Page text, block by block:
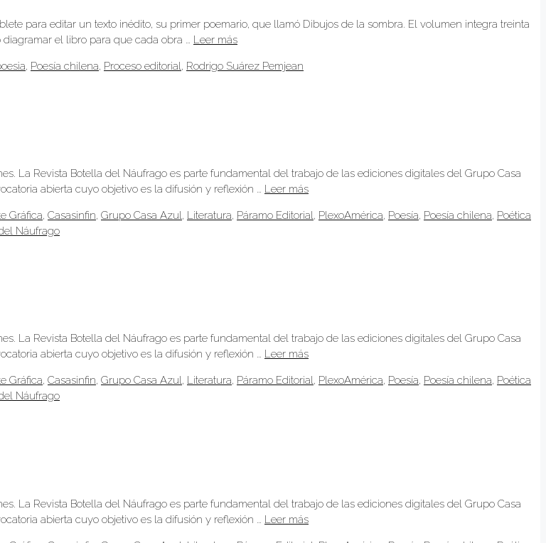
para editar un texto inédito, su primer poemario, que llamó Dibujos de la sombra. El volumen integra treinta
el libro para que cada obra … Leer más
, Poesía chilena, Proceso editorial, Rodrigo Suárez Pemjean
La Revista Botella del Náufrago es parte fundamental del trabajo de las ediciones digitales del Grupo Casa
abierta cuyo objetivo es la difusión y reflexión … Leer más
Gráfica, Casasinfin, Grupo Casa Azul, Literatura, Páramo Editorial, PlexoAmérica, Poesía, Poesía chilena, Poética
Náufrago
La Revista Botella del Náufrago es parte fundamental del trabajo de las ediciones digitales del Grupo Casa
abierta cuyo objetivo es la difusión y reflexión … Leer más
Gráfica, Casasinfin, Grupo Casa Azul, Literatura, Páramo Editorial, PlexoAmérica, Poesía, Poesía chilena, Poética
Náufrago
La Revista Botella del Náufrago es parte fundamental del trabajo de las ediciones digitales del Grupo Casa
abierta cuyo objetivo es la difusión y reflexión … Leer más